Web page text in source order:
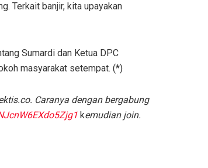
Terkait banjir, kita upayakan
Sumardi dan Ketua DPC
masyarakat setempat. (*)
Caranya dengan bergabung
kemudian join.